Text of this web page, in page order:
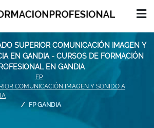
SUPERIOR COMUNICACIÓN IMAGEN Y
EN GANDIA - CURSOS DE FORMACIÓN
EN GANDIA
FP
COMUNICACIÓN IMAGEN Y SONIDO A
FP GANDIA